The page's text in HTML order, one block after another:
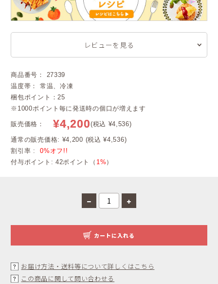
レビューを見る
商品番号： 27339
温度帯： 常温、冷凍
梱包ポイント：25
※1000ポイント毎に発送時の個口が増えます
販売価格： ¥4,200(税込 ¥4,536)
通常の販売価格: ¥4,200 (税込 ¥4,536)
割引率 :0%オフ!!
付与ポイント: 42ポイント（ 1% ）
カートに入れる
お届け方法・送料等について詳しくはこちら
この商品に関して問い合わせる